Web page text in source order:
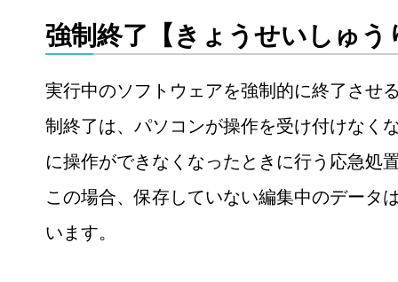
強制終了【きょうせいしゅう
実行中のソフトウェアを強制的に終了させ
制終了は、パソコンが操作を受け付けなく
に操作ができなくなったときに行う応急処
この場合、保存していない編集中のデータ
います。